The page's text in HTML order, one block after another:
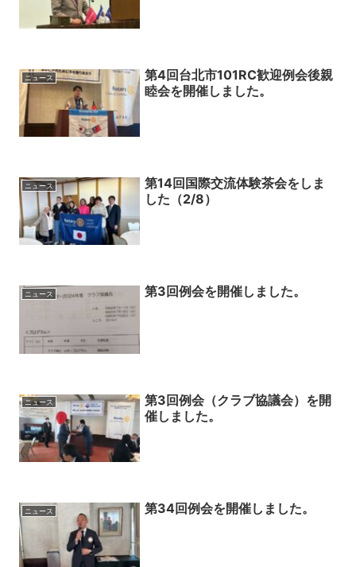
ニュース
第4回台北市101RC歓迎例会後親
睦会を開催しました。
ニュース
第14回国際交流体験茶会をしま
した（2/8）
ニュース 第3回例会を開催しました。
ニュース
第3回例会（クラブ協議会）を開
催しました。
ニュース 第34回例会を開催しました。